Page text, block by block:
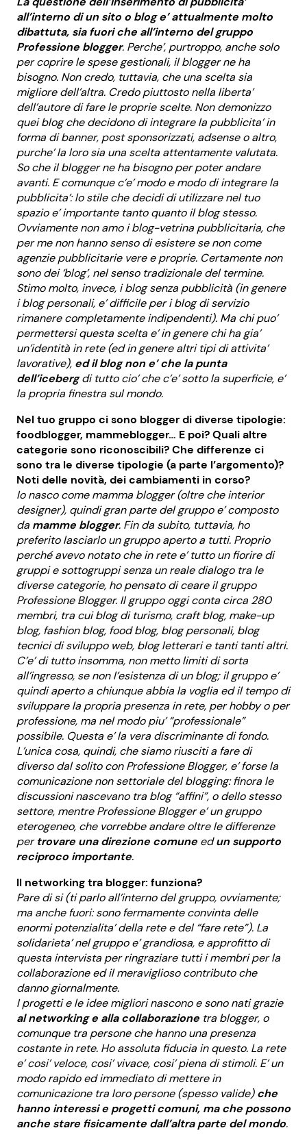
all’interno di un sito o blog e’ attualmente molto
dibattuta, sia fuori che all’interno del gruppo
Professione blogger. Perche’, purtroppo, anche solo
per coprire le spese gestionali, il blogger ne ha
bisogno. Non credo, tuttavia, che una scelta sia
migliore dell’altra. Credo piuttosto nella liberta’
dell’autore di fare le proprie scelte. Non demonizzo
quei blog che decidono di integrare la pubblicita’ in
forma di banner, post sponsorizzati, adsense o altro,
purche’ la loro sia una scelta attentamente valutata.
So che il blogger ne ha bisogno per poter andare
avanti. E comunque c’e’ modo e modo di integrare la
pubblicita’: lo stile che decidi di utilizzare nel tuo
spazio e’ importante tanto quanto il blog stesso.
Ovviamente non amo i blog-vetrina pubblicitaria, che
per me non hanno senso di esistere se non come
agenzie pubblicitarie vere e proprie. Certamente non
sono dei ‘blog’, nel senso tradizionale del termine.
Stimo molto, invece, i blog senza pubblicità (in genere
i blog personali, e’ difficile per i blog di servizio
rimanere completamente indipendenti). Ma chi puo’
permettersi questa scelta e’ in genere chi ha gia’
un’identità in rete (ed in genere altri tipi di attivita’
lavorative), ed il blog non e’ che la punta
dell’icebergdi tutto cio’ che c’e’ sotto la superficie, e’
la propria finestra sul mondo.
Nel tuo gruppo ci sono blogger di diverse tipologie:
foodblogger, mammeblogger… E poi? Quali altre
categorie sono riconoscibili? Che differenze ci
sono tra le diverse tipologie (a parte l’argomento)?
Noti delle novità, dei cambiamenti in corso?
Io nasco come mamma blogger (oltre che interior
designer), quindi gran parte del gruppo e’ composto
da mamme blogger. Fin da subito, tuttavia, ho
preferito lasciarlo un gruppo aperto a tutti. Proprio
perché avevo notato che in rete e’ tutto un fiorire di
gruppi e sottogruppi senza un reale dialogo tra le
diverse categorie, ho pensato di ceare il gruppo
Professione Blogger. Il gruppo oggi conta circa 280
membri, tra cui blog di turismo, craft blog, make-up
blog, fashion blog, food blog, blog personali, blog
tecnici di sviluppo web, blog letterari e tanti tanti altri.
C’e’ di tutto insomma, non metto limiti di sorta
all’ingresso, se non l’esistenza di un blog; il gruppo e’
quindi aperto a chiunque abbia la voglia ed il tempo di
sviluppare la propria presenza in rete, per hobby o per
professione, ma nel modo piu’ “professionale”
possibile. Questa e’ la vera discriminante di fondo.
L’unica cosa, quindi, che siamo riusciti a fare di
diverso dal solito con Professione Blogger, e’ forse la
comunicazione non settoriale del blogging: finora le
discussioni nascevano tra blog “affini”, o dello stesso
settore, mentre Professione Blogger e’ un gruppo
eterogeneo, che vorrebbe andare oltre le differenze
pertrovare una direzione comune edun supporto
reciproco importante.
Il networking tra blogger: funziona?
Pare di si (ti parlo all’interno del gruppo, ovviamente;
ma anche fuori: sono fermamente convinta delle
enormi potenzialita’ della rete e del “fare rete”). La
solidarieta’ nel gruppo e’ grandiosa, e approfitto di
questa intervista per ringraziare tutti i membri per la
collaborazione ed il meraviglioso contributo che
danno giornalmente.
I progetti e le idee migliori nascono e sono nati grazie
al networking e alla collaborazione tra blogger, o
comunque tra persone che hanno una presenza
costante in rete. Ho assoluta fiducia in questo. La rete
e’ cosi’ veloce, cosi’ vivace, cosi’ piena di stimoli. E’ un
modo rapido ed immediato di mettere in
comunicazione tra loro persone (spesso valide)che
hanno interessi e progetti comuni, ma che possono
anche stare fisicamente dall’altra parte del mondo.